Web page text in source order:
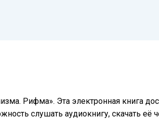
Рифма». Эта электронная книга
слушать аудиокнигу, скачать её